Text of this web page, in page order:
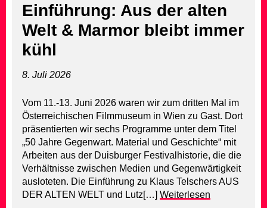
Einführung: Aus der alten
Welt & Marmor bleibt immer
kühl
8. Juli 2026
Vom 11.-13. Juni 2026 waren wir zum dritten Mal im
Österreichischen Filmmuseum in Wien zu Gast. Dort
präsentierten wir sechs Programme unter dem Titel
„50 Jahre Gegenwart. Material und Geschichte“ mit
Arbeiten aus der Duisburger Festivalhistorie, die die
Verhältnisse zwischen Medien und Gegenwärtigkeit
ausloteten. Die Einführung zu Klaus Telschers AUS
DER ALTEN WELT und Lutz[…] Weiterlesen